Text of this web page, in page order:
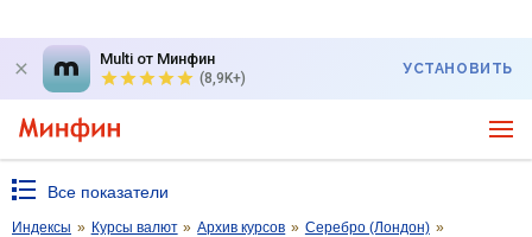
Multi от Минфин
(8,9K+)
УСТАНОВИТЬ
Все показатели
Индексы » Курсы валют » Архив курсов » Серебро (Лондон) »